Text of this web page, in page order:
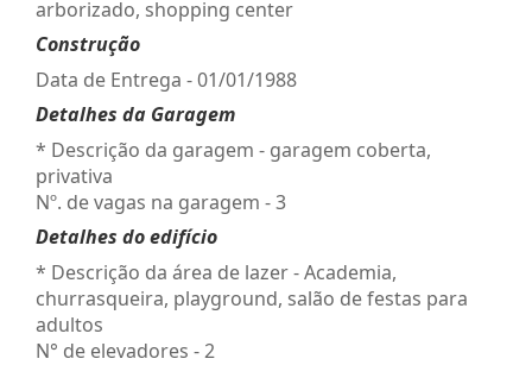
arborizado, shopping center
Construção
Data de Entrega - 01/01/1988
Detalhes da Garagem
* Descrição da garagem - garagem coberta,
privativa
Nº. de vagas na garagem - 3
Detalhes do edifício
* Descrição da área de lazer - Academia,
churrasqueira, playground, salão de festas para
adultos
N° de elevadores - 2